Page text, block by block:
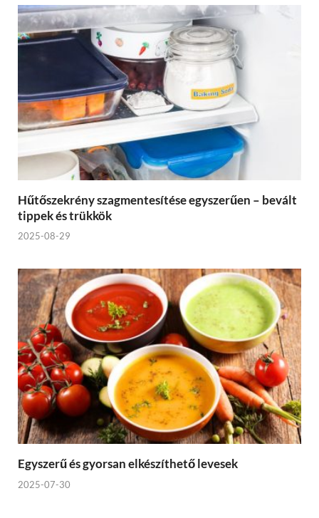
Hűtőszekrény szagmentesítése egyszerűen – bevált
tippek és trükkök
2025-08-29
Egyszerű és gyorsan elkészíthető levesek
2025-07-30